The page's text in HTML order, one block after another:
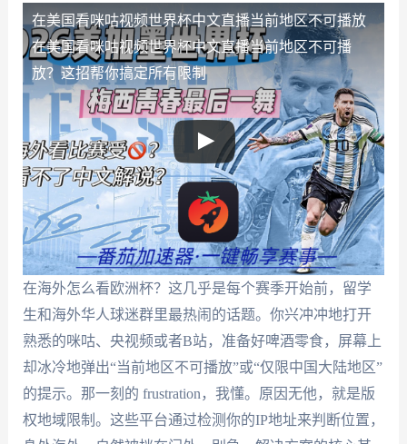
在美国看咪咕视频世界杯中文直播当前地区不可播放
在美国看咪咕视频世界杯中文直播当前地区不可播
放？这招帮你搞定所有限制
在海外怎么看欧洲杯？这几乎是每个赛季开始前，留学
生和海外华人球迷群里最热闹的话题。你兴冲冲地打开
熟悉的咪咕、央视频或者B站，准备好啤酒零食，屏幕上
却冰冷地弹出“当前地区不可播放”或“仅限中国大陆地区”
的提示。那一刻的 frustration，我懂。原因无他，就是版
权地域限制。这些平台通过检测你的IP地址来判断位置，